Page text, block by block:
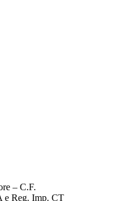
– C.F.
e Reg. Imp. CT